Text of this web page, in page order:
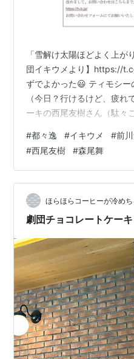
「雪解け太陽ほどよく上
団イキウメより】https://
ずでよかった😃 ティモシ
（今日？行けるけど、疲
ーキの西尾友樹さん（駄々
ラインナップが公開されて
せてもらった時に鳥肌は立
いですと駄々さえこねた作
つてない挑戦になりそう。
https://t.co/BMSje5KgbO
#都々逸 #イキウメ #前
#西尾友樹 #森尾舞
ほらほらコーヒーが冷め
劇団チョコレートケ